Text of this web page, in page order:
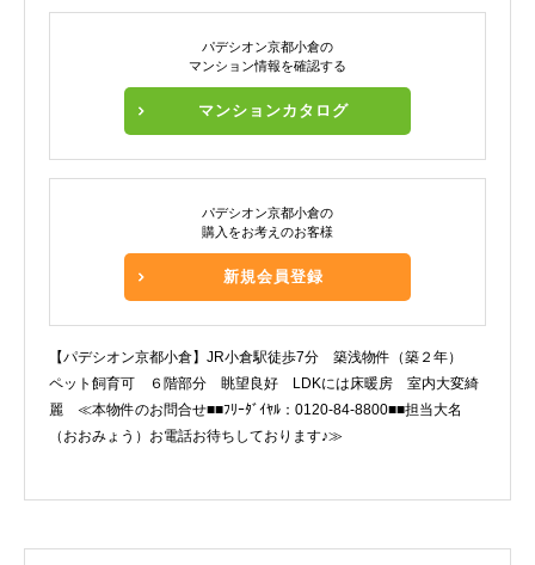
パデシオン京都小倉の
マンション情報を確認する
マンションカタログ
パデシオン京都小倉の
購入をお考えのお客様
新規会員登録
【パデシオン京都小倉】JR小倉駅徒歩7分 築浅物件（築２年）
ペット飼育可 ６階部分 眺望良好 LDKには床暖房 室内大変綺
麗 ≪本物件のお問合せ■■ﾌﾘｰﾀﾞｲﾔﾙ：0120-84-8800■■担当大名
（おおみょう）お電話お待ちしております♪≫